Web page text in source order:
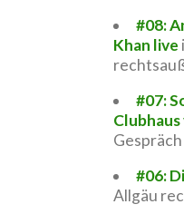
#08:
Khan live
#07:
#06:
Allgäu